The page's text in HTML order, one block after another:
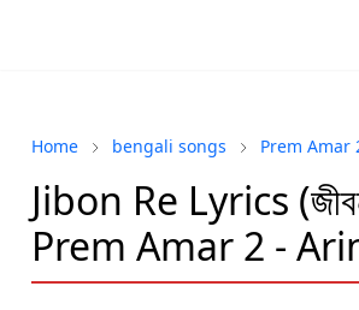
Home bengali songs Prem Amar
Jibon Re Lyrics
Prem Amar 2 -